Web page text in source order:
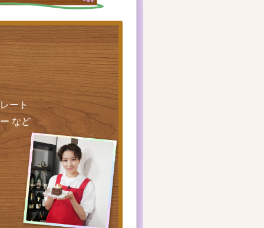
ート
など